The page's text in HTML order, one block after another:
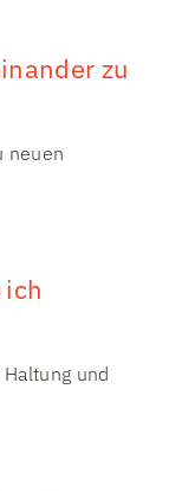
zu
neuen
und